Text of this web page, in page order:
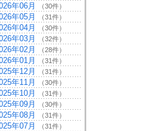
年06月 （30件）
年05月 （31件）
年04月 （30件）
年03月 （32件）
年02月 （28件）
年01月 （31件）
年12月 （31件）
年11月 （30件）
年10月 （31件）
年09月 （30件）
年08月 （31件）
年07月 （31件）